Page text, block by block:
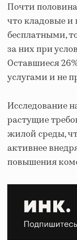
Почти
что кладовые
бесплатными,
за них при
Оставшиеся
услугами и не
Исследование
растущие
жилой среды,
активнее
повышения